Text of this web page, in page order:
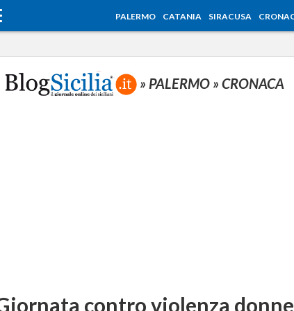
PALERMO CATANIA SIRACUSA
» PALERMO » CRONACA
contro violenza